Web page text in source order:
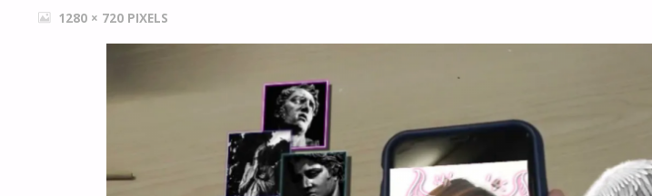
FULL1280 × 720 PIXELS